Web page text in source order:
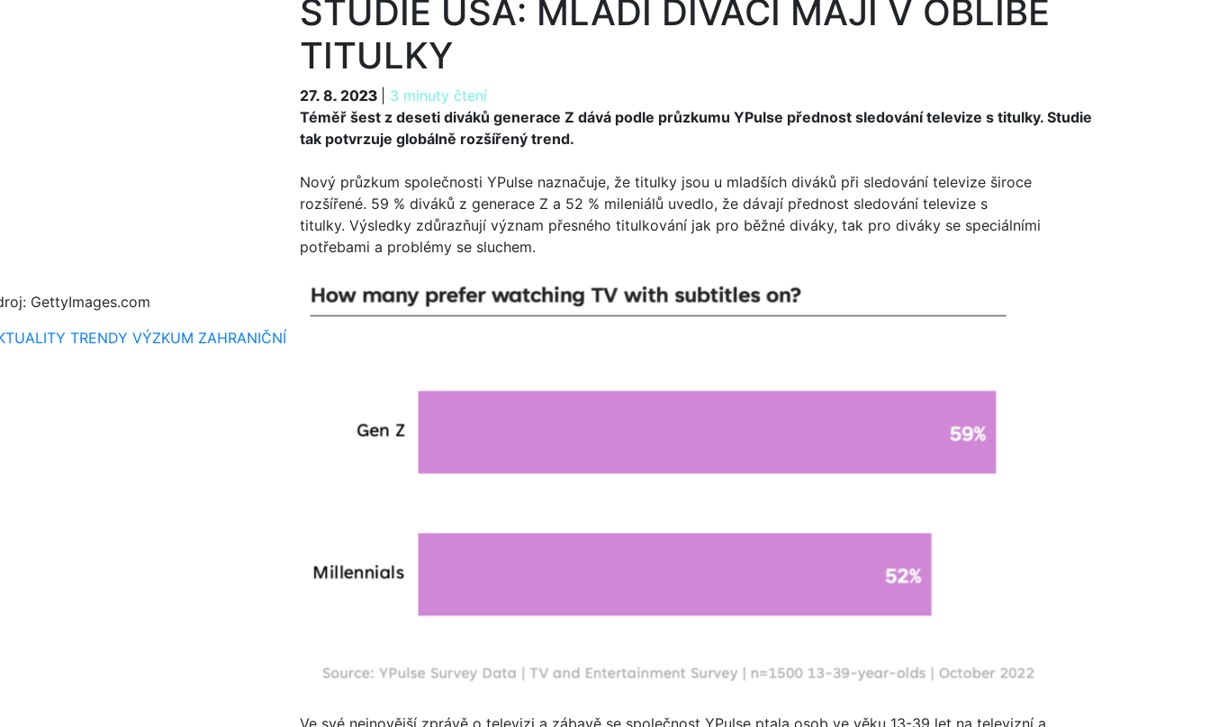
GettyImages.com
TRENDY VÝZKUM ZAHRANIČNÍ
STUDIE USA: MLADÍ DIVÁCI MAJÍ V OBLIBĚ
TITULKY
27. 8. 2023 3 minuty čtení
27. 8. 2023
Téměř šest z deseti diváků generace Z dává podle průzkumu YPulse přednost sledování televize s titulky. Studie
tak potvrzuje globálně rozšířený trend.
Nový průzkum společnosti YPulse naznačuje, že titulky jsou u mladších diváků při sledování televize široce
rozšířené. 59 % diváků z generace Z a 52 % mileniálů uvedlo, že dávají přednost sledování televize s
titulky. Výsledky zdůrazňují význam přesného titulkování jak pro běžné diváky, tak pro diváky se speciálními
potřebami a problémy se sluchem.
Ve své nejnovější zprávě o televizi a zábavě se společnost YPulse ptala osob ve věku 13-39 let na televizní a